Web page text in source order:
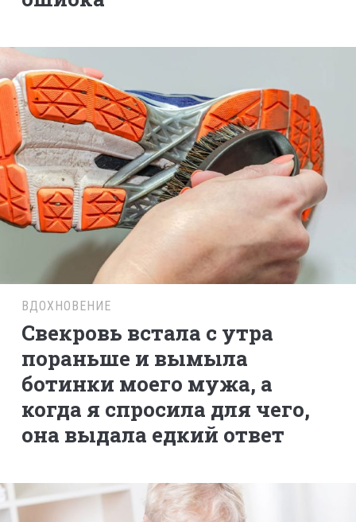
ВДОХНОВЕНИЕ
Свекровь встала с утра
пораньше и вымыла
ботинки моего мужа, а
когда я спросила для чего,
она выдала едкий ответ